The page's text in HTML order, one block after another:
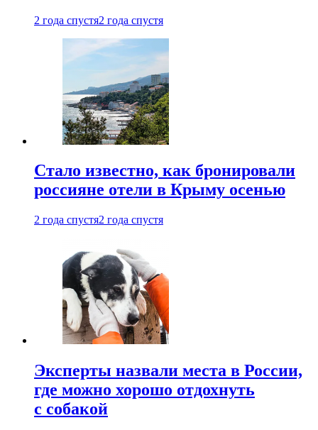
2 года спустя2 года спустя
Стало известно, как бронировали
россияне отели в Крыму осенью
2 года спустя2 года спустя
Эксперты назвали места в России,
где можно хорошо отдохнуть
с собакой